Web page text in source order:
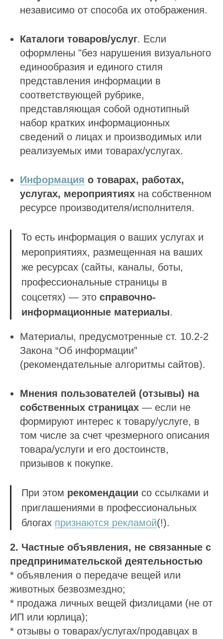
независимо от способа их отображения.
Каталоги товаров/услуг. Если
оформлены "без нарушения визуального
единообразия и единого стиля
представления информации в
соответствующей рубрике,
представляющая собой однотипный
набор кратких информационных
сведений о лицах и производимых или
реализуемых ими товарах/услугах.
Информация о товарах, работах,
услугах, мероприятиях на собственном
ресурсе производителя/исполнителя.
То есть информация о ваших услугах и
мероприятиях, размещенная на ваших
же ресурсах (сайты, каналы, боты,
профессиональные страницы в
соцсетях) — это справочно-
информационные материалы.
Материалы, предусмотренные ст. 10.2-2
Закона “Об информации”
(рекомендательные алгоритмы сайтов).
Мнения пользователей (отзывы) на
собственных страницах — если не
формируют интерес к товару/услуге, в
том числе за счет чрезмерного описания
товара/услуги и его достоинств,
призывов к покупке.
При этом рекомендации со ссылками и
приглашениями в профессиональных
блогах признаются рекламой(!).
2. Частные объявления, не связанные с
предпринимательской деятельностью
* объявления о передаче вещей или
животных безвозмездно;
* продажа личных вещей физлицами (не от
ИП или юрлица);
* отзывы о товарах/услугах/продавцах в